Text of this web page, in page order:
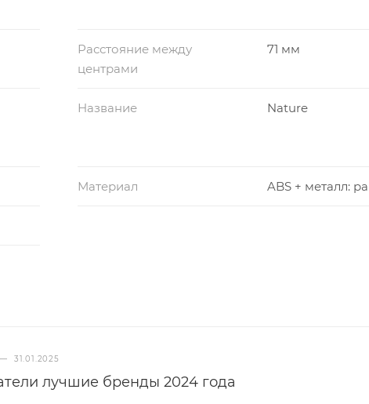
Расстояние между
центрами
71 мм
Название Nature
Материал ABS + металл:
— 31.01.2025
лучшие бренды 2024 года